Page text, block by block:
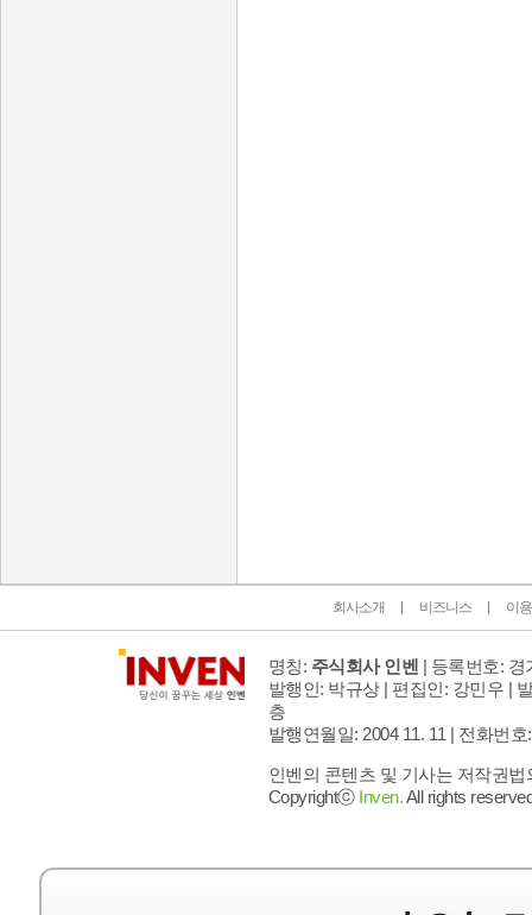
회사소개 비즈니스 이
명칭: 주식회사 인벤 | 등록번호: 경
발행인: 박규상 | 편집인: 강민우 |
층
발행연월일: 2004 11. 11 | 전화번호
인벤의 콘텐츠 및 기사는 저작권
Copyrightⓒ Inven.All rights